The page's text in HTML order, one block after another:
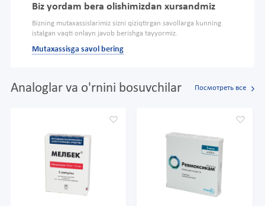
Biz yordam bera olishimizdan xursandmiz
Bizning mutaxassislarimiz sizni qiziqtirgan savollarga kunning
istalgan vaqti onlayn javob berishga tayyormiz.
Mutaxassisga savol bering
Analoglar va o'rnini bosuvchilar Посмотреть все